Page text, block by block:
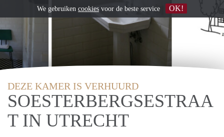
DEZE KAMER IS VERHUURD
SOESTERBERGSESTRAA
T IN UTRECHT
We gebruiken cookies voor de beste service OK!